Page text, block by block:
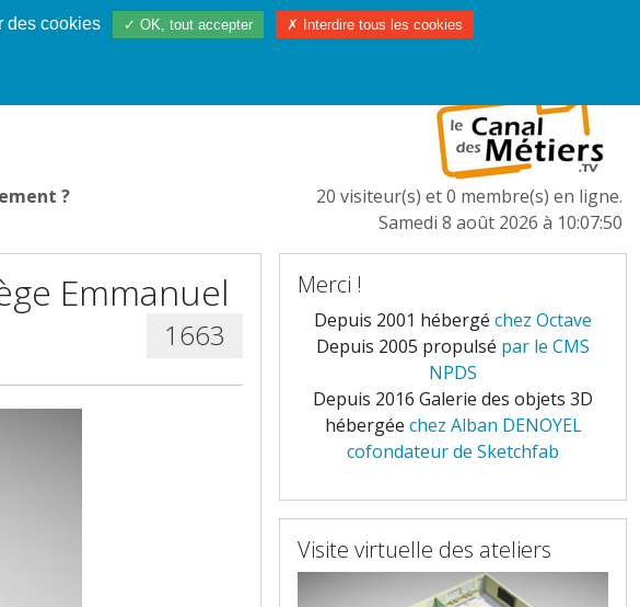
2020 TÉC 1997/2023 L'EUROPE
?
20 visiteur(s) et 0 membre(s) en ligne.
Samedi 8 août 2026 à 10:07:50
Emmanuel
1663
Merci !
Depuis 2001 hébergé chez Octave
Depuis 2005 propulsé par le CMS
NPDS
Depuis 2016 Galerie des objets 3D
hébergée chez Alban DENOYEL
cofondateur de Sketchfab
Visite virtuelle des ateliers
des cookies ✓ OK, tout accepter ✗ Interdire tous les cookies